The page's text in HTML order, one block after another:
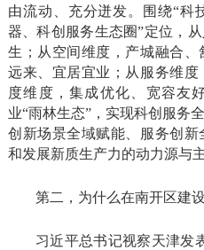
由流动、充分迸发。围绕“科
器、科创服务生态圈”定位，
生；从空间维度，产城融合
远来、宜居宜业；从服务维度
度维度，集成优化、宽容友
业“雨林生态”，实现科创服务
创新场景全域赋能、服务创
和发展新质生产力的动力源与主
第二，为什么在南开区建
习近平总书记视察天津发